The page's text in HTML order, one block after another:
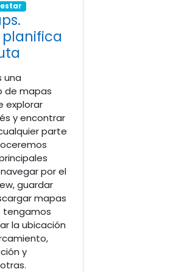
planifica
una
de mapas
explorar
y encontrar
parte
por el
guardar
mapas
tengamos
la ubicación
y